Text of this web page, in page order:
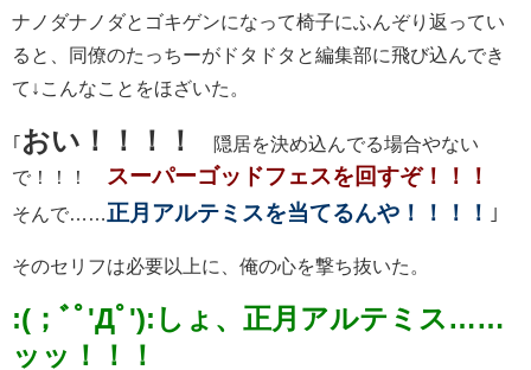
ナノダナノダとゴキゲンになって椅子にふんぞり返ってい
ると、同僚のたっちーがドタドタと編集部に飛び込んでき
て↓こんなことをほざいた。
おい！！！！
隠居を決め込んでる場合やない
で！！！
スーパーゴッドフェスを回すぞ！！！
そんで…… 正月アルテミスを当てるんや！！！！ ｣
そのセリフは必要以上に、俺の心を撃ち抜いた。
:(；ﾞﾟ'Дﾟ'):しょ、正月アルテミス……
ッッ！！！